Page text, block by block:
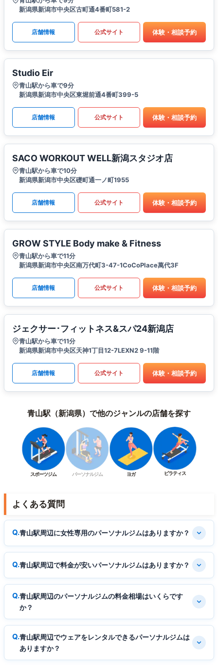
新潟県新潟市中央区古町通4番町581-2
店舗情報 公式サイト 体験・相談予約
Studio Eir
青山駅から車で9分
新潟県新潟市中央区東堀前通4番町399-5
店舗情報 公式サイト 体験・相談予約
SACO WORKOUT WELL新潟スタジオ店
青山駅から車で10分
新潟県新潟市中央区礎町通一ノ町1955
店舗情報 公式サイト 体験・相談予約
GROW STYLE Body make & Fitness
青山駅から車で11分
新潟県新潟市中央区南万代町3-47-1CoCoPlace萬代3F
店舗情報 公式サイト 体験・相談予約
ジェクサー･フィットネス&スパ24新潟店
青山駅から車で11分
新潟県新潟市中央区天神1丁目12-7LEXN2 9-11階
店舗情報 公式サイト 体験・相談予約
青山駅（新潟県）で他のジャンルの店舗を探す
スポーツジム パーソナルジム ヨガ ピラティス
よくある質問
青山駅周辺に女性専用のパーソナルジムはありますか？
青山駅周辺で料金が安いパーソナルジムはありますか？
青山駅周辺のパーソナルジムの料金相場はいくらです
か？
青山駅周辺でウェアをレンタルできるパーソナルジムは
ありますか？